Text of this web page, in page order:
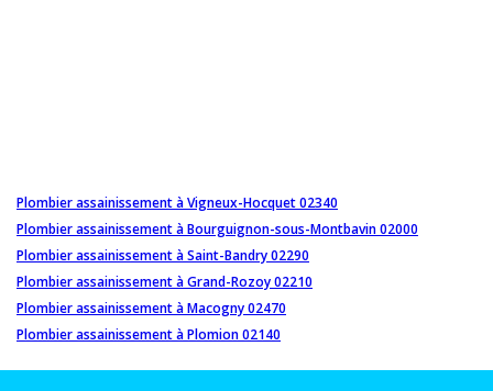
Plombier assainissement à Vigneux-Hocquet 02340
Plombier assainissement à Bourguignon-sous-Montbavin 02000
Plombier assainissement à Saint-Bandry 02290
Plombier assainissement à Grand-Rozoy 02210
Plombier assainissement à Macogny 02470
Plombier assainissement à Plomion 02140